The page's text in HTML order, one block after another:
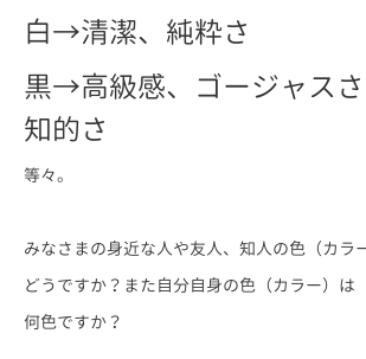
白→清潔、純粋さ
黒→高級感、ゴージャスさ
知的さ
等々。
みなさまの身近な人や友人、知人の色（カラ
どうですか？また自分自身の色（カラー）は
何色ですか？